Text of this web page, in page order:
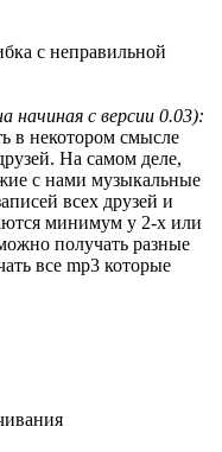
с неправильной
начиная с версии 0.03):
в некотором смысле
На самом деле,
с нами музыкальные
всех друзей и
минимум у 2-х или
получать разные
все mp3 которые